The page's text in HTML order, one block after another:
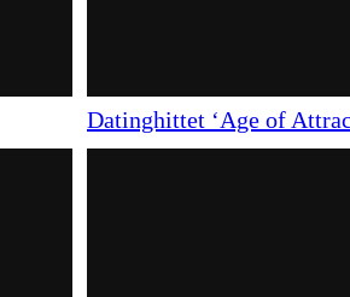
Datinghittet ‘Age of